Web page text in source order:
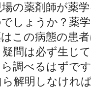
の薬剤師が薬
しょうか？薬
この病態の患
問は必ず生じ
調べるはずで
解明しなけれ